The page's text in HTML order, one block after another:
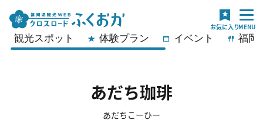
観光スポット 体験プラン イベント 福岡
あだち珈琲
あだちこーひー